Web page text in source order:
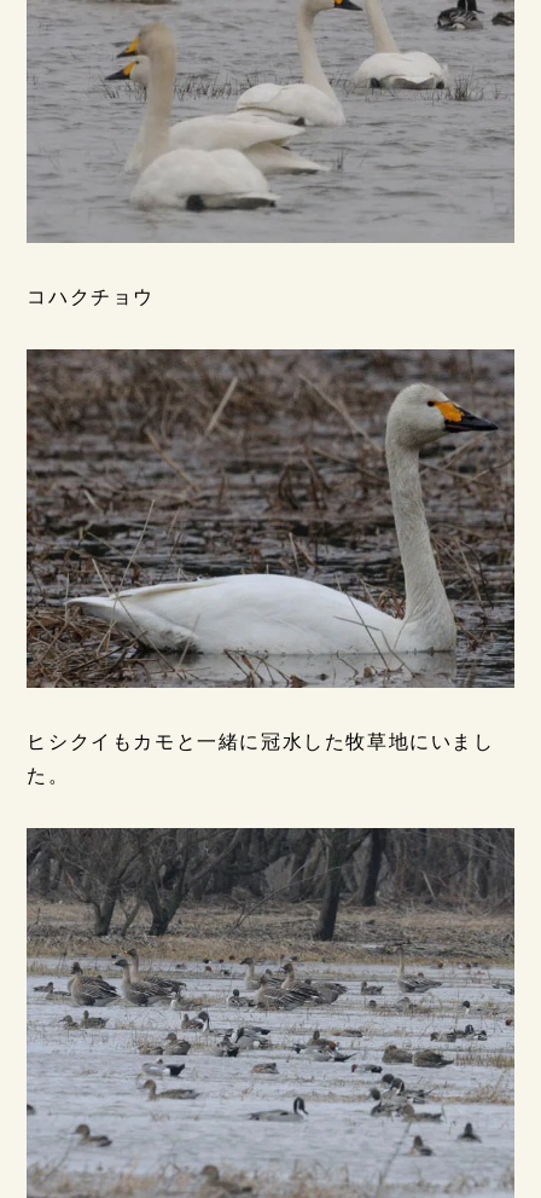
コハクチョウ
ヒシクイもカモと一緒に冠水した牧草地にいまし
た。